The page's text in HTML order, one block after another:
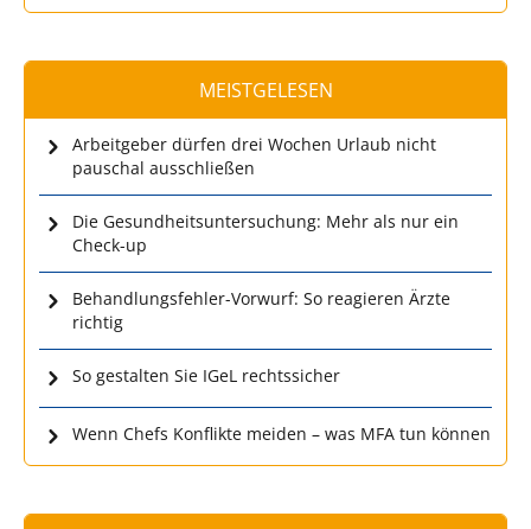
MEISTGELESEN
Arbeitgeber dürfen drei Wochen Urlaub nicht
pauschal ausschließen
Die Gesundheitsuntersuchung: Mehr als nur ein
Check-up
Behandlungsfehler-Vorwurf: So reagieren Ärzte
richtig
So gestalten Sie IGeL rechtssicher
Wenn Chefs Konflikte meiden – was MFA tun können